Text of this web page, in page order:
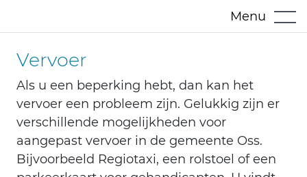
Menu
Vervoer
Als u een beperking hebt, dan kan het
vervoer een probleem zijn. Gelukkig zijn er
verschillende mogelijkheden voor
aangepast vervoer in de gemeente Oss.
Bijvoorbeeld Regiotaxi, een rolstoel of een